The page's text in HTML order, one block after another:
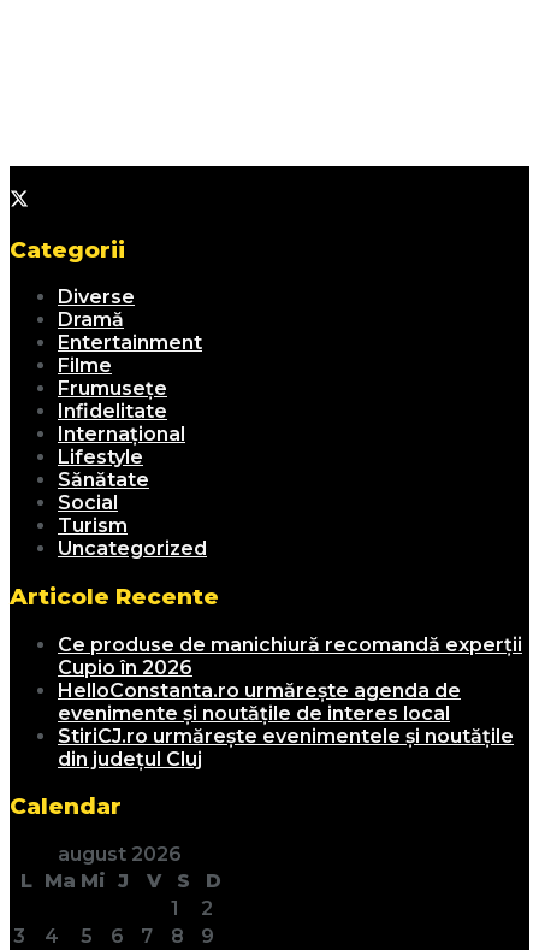
Categorii
Diverse
Dramă
Entertainment
Filme
Frumusețe
Infidelitate
Internațional
Lifestyle
Sănătate
Social
Turism
Uncategorized
Articole Recente
Ce produse de manichiură recomandă experții
Cupio în 2026
HelloConstanta.ro urmărește agenda de
evenimente și noutățile de interes local
StiriCJ.ro urmărește evenimentele și noutățile
din județul Cluj
Calendar
august 2026
L Ma Mi J V S
D
1
2
3
4 5 6 7 8
9